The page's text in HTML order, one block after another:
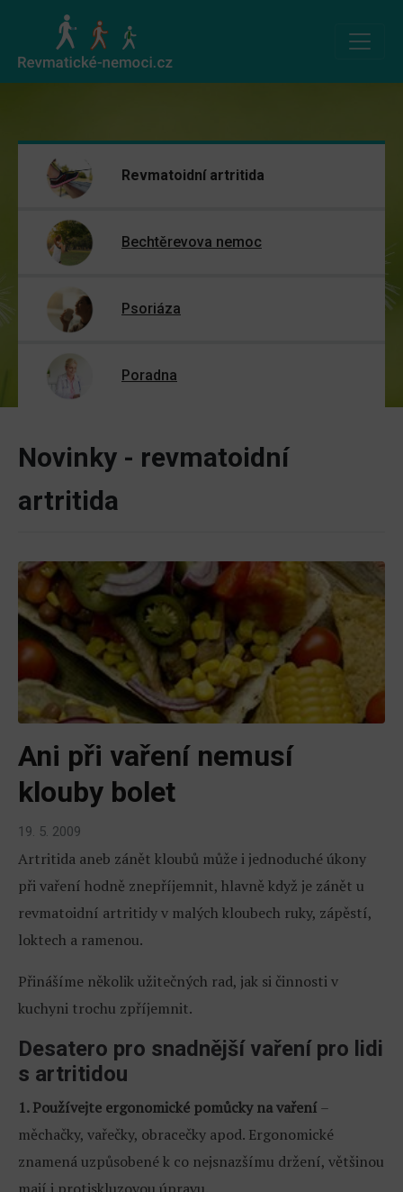
Revmatoidní artritida
Bechtěrevova nemoc
Psoriáza
Poradna
Novinky - revmatoidní
artritida
Ani při vaření nemusí
klouby bolet
19. 5. 2009
Artritida aneb zánět kloubů může i jednoduché úkony
při vaření hodně znepříjemnit, hlavně když je zánět u
revmatoidní artritidy v malých kloubech ruky, zápěstí,
loktech a ramenou.
Přinášíme několik užitečných rad, jak si činnosti v
kuchyni trochu zpříjemnit.
Desatero pro snadnější vaření pro lidi
s artritidou
1. Používejte ergonomické pomůcky na vaření–
měchačky, vařečky, obracečky apod. Ergonomické
znamená uzpůsobené k co nejsnazšímu držení, většinou